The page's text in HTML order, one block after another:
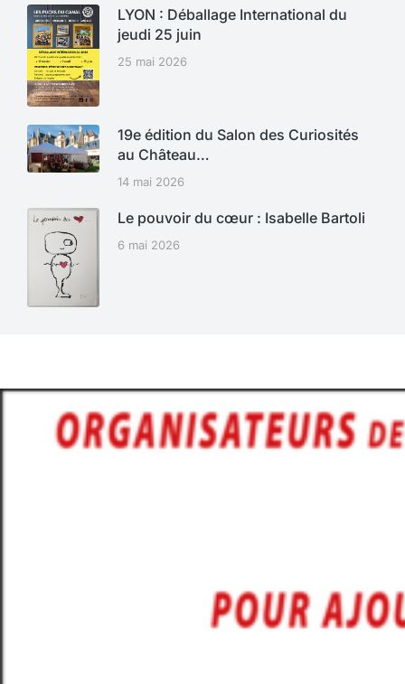
LYON : Déballage International du
jeudi 25 juin
25 mai 2026
19e édition du Salon des Curiosités
au Château…
14 mai 2026
Le pouvoir du cœur : Isabelle Bartoli
6 mai 2026